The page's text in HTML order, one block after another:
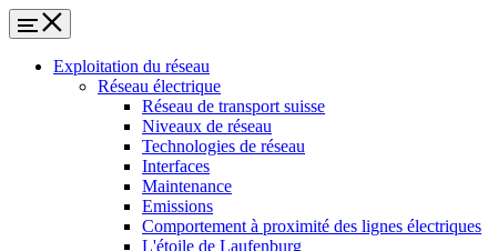
Exploitation du réseau
Réseau électrique
Réseau de transport suisse
Niveaux de réseau
Technologies de réseau
Interfaces
Maintenance
Emissions
Comportement à proximité des lignes électriques
L'étoile de Laufenburg